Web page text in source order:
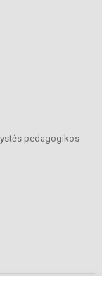
pedagogikos
pedagogikos